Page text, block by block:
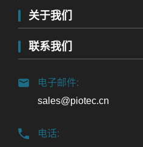
关于我们
联系我们
电子邮件:
sales@piotec.cn
电话: